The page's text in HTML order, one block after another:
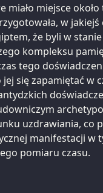
miejsce
w
że byli w
kompleksu
tego
jej się zapamiętać w
uzdrawiania, co
manifestacji w
pomiaru czasu.